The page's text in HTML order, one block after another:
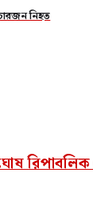
নিহত
রিপাবলিক